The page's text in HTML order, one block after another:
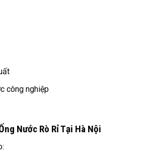
công nghiệp
Nước Rò Rỉ Tại Hà Nội